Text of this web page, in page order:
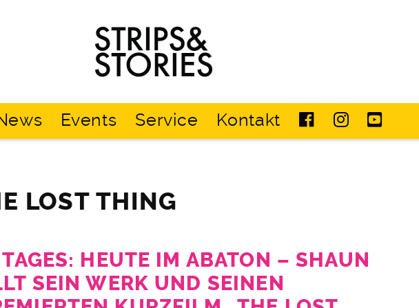
Strips
&
Stories
Events Service Kontakt
LOST THING
HEUTE IM ABATON – SHAUN
SEIN WERK UND SEINEN